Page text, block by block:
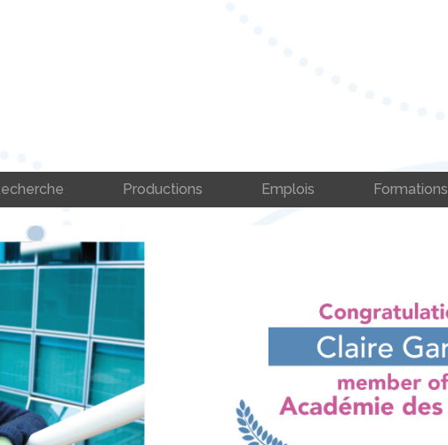
Productions Emplois Formations